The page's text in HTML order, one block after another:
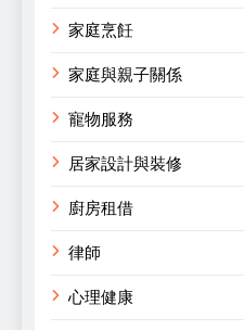
家庭烹飪
家庭與親子關係
寵物服務
居家設計與裝修
廚房租借
律師
心理健康